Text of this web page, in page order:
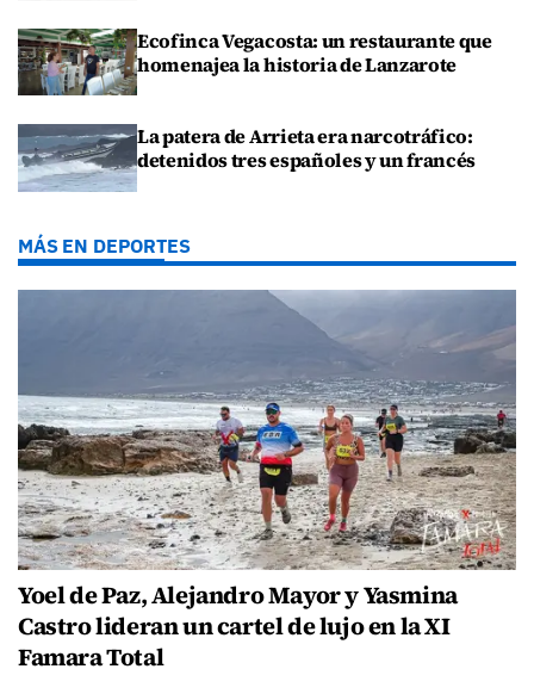
Ecofinca Vegacosta: un restaurante que
homenajea la historia de Lanzarote
La patera de Arrieta era narcotráfico:
detenidos tres españoles y un francés
MÁS EN DEPORTES
Yoel de Paz, Alejandro Mayor y Yasmina
Castro lideran un cartel de lujo en la XI
Famara Total